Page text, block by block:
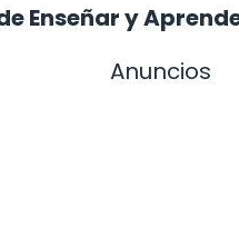
Enseñar y
Anuncios